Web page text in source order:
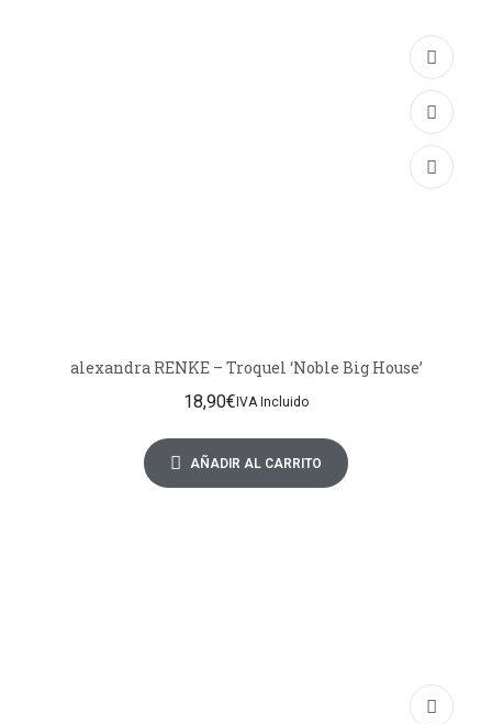
alexandra RENKE – Troquel ‘Noble Big House’
18,90€IVA Incluido
AÑADIR AL CARRITO